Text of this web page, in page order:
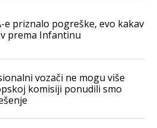
e priznalo pogreške, evo kakav
prema Infantinu
vozači ne mogu više
komisiji ponudili smo